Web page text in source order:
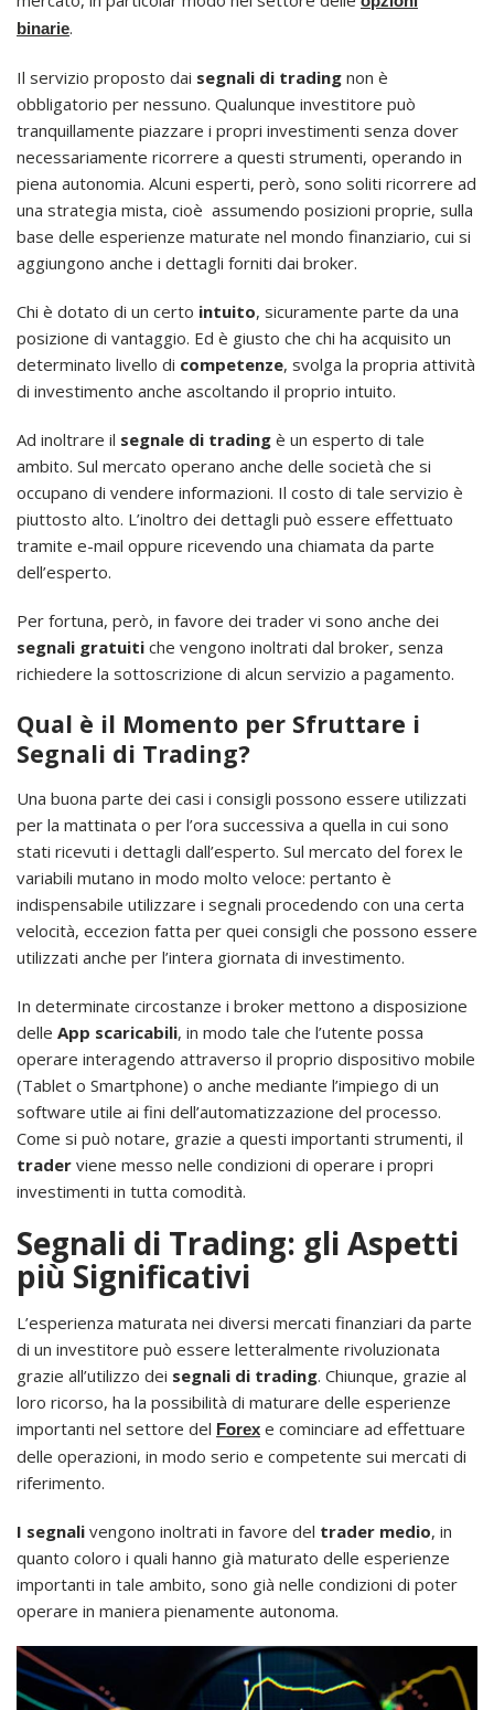
binarie.
Il servizio proposto dai segnali di trading non è
obbligatorio per nessuno. Qualunque investitore può
tranquillamente piazzare i propri investimenti senza dover
necessariamente ricorrere a questi strumenti, operando in
piena autonomia. Alcuni esperti, però, sono soliti ricorrere ad
una strategia mista, cioè assumendo posizioni proprie, sulla
base delle esperienze maturate nel mondo finanziario, cui si
aggiungono anche i dettagli forniti dai broker.
Chi è dotato di un certo intuito, sicuramente parte da una
posizione di vantaggio. Ed è giusto che chi ha acquisito un
determinato livello di competenze, svolga la propria attività
di investimento anche ascoltando il proprio intuito.
Ad inoltrare il segnale di trading è un esperto di tale
ambito. Sul mercato operano anche delle società che si
occupano di vendere informazioni. Il costo di tale servizio è
piuttosto alto. L’inoltro dei dettagli può essere effettuato
tramite e-mail oppure ricevendo una chiamata da parte
dell’esperto.
Per fortuna, però, in favore dei trader vi sono anche dei
segnali gratuiti che vengono inoltrati dal broker, senza
richiedere la sottoscrizione di alcun servizio a pagamento.
Qual è il Momento per Sfruttare i
Segnali di Trading?
Una buona parte dei casi i consigli possono essere utilizzati
per la mattinata o per l’ora successiva a quella in cui sono
stati ricevuti i dettagli dall’esperto. Sul mercato del forex le
variabili mutano in modo molto veloce: pertanto è
indispensabile utilizzare i segnali procedendo con una certa
velocità, eccezion fatta per quei consigli che possono essere
utilizzati anche per l’intera giornata di investimento.
In determinate circostanze i broker mettono a disposizione
delle App scaricabili, in modo tale che l’utente possa
operare interagendo attraverso il proprio dispositivo mobile
(Tablet o Smartphone) o anche mediante l’impiego di un
software utile ai fini dell’automatizzazione del processo.
Come si può notare, grazie a questi importanti strumenti, il
trader viene messo nelle condizioni di operare i propri
investimenti in tutta comodità.
Segnali di Trading: gli Aspetti
più Significativi
L’esperienza maturata nei diversi mercati finanziari da parte
di un investitore può essere letteralmente rivoluzionata
grazie all’utilizzo dei segnali di trading. Chiunque, grazie al
loro ricorso, ha la possibilità di maturare delle esperienze
importanti nel settore del Forex e cominciare ad effettuare
delle operazioni, in modo serio e competente sui mercati di
riferimento.
I segnali vengono inoltrati in favore del trader medio, in
quanto coloro i quali hanno già maturato delle esperienze
importanti in tale ambito, sono già nelle condizioni di poter
operare in maniera pienamente autonoma.